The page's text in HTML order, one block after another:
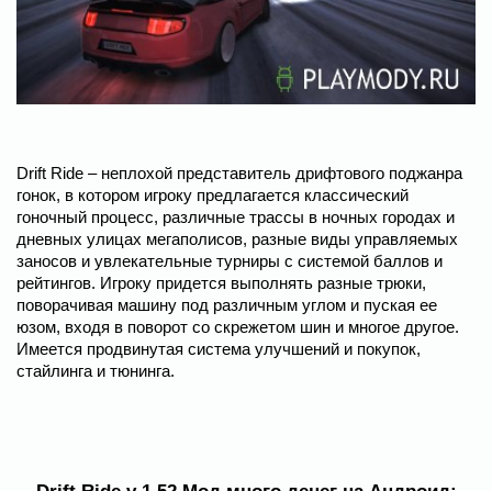
Drift Ride – неплохой представитель дрифтового поджанра
гонок, в котором игроку предлагается классический
гоночный процесс, различные трассы в ночных городах и
дневных улицах мегаполисов, разные виды управляемых
заносов и увлекательные турниры с системой баллов и
рейтингов. Игроку придется выполнять разные трюки,
поворачивая машину под различным углом и пуская ее
юзом, входя в поворот со скрежетом шин и многое другое.
Имеется продвинутая система улучшений и покупок,
стайлинга и тюнинга.